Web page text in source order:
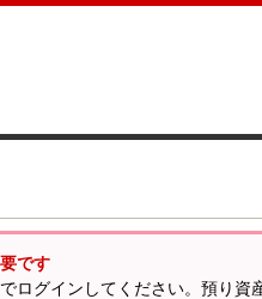
です
ログインしてください。預り資